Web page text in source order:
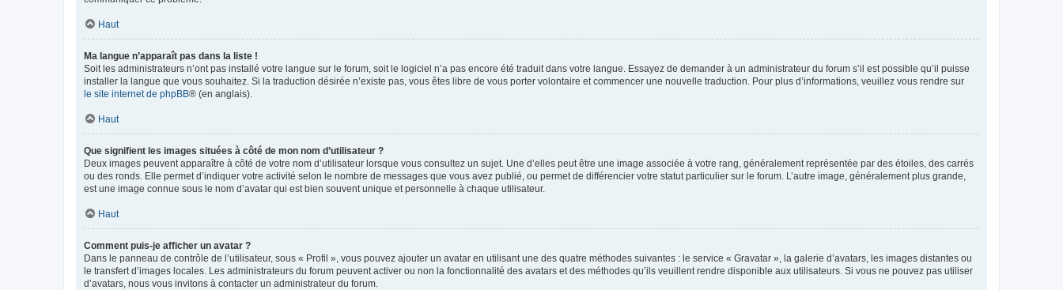
Haut
Ma langue n’apparaît pas dans la liste !
Soit les administrateurs n’ont pas installé votre langue sur le forum, soit le logiciel n’a pas encore été traduit dans votre langue. Essayez de demander à un administrateur du forum s’il est possible qu’il puisse
installer la langue que vous souhaitez. Si la traduction désirée n’existe pas, vous êtes libre de vous porter volontaire et commencer une nouvelle traduction. Pour plus d’informations, veuillez vous rendre sur
le site internet de phpBB® (en anglais).
Haut
Que signifient les images situées à côté de mon nom d’utilisateur ?
Deux images peuvent apparaître à côté de votre nom d’utilisateur lorsque vous consultez un sujet. Une d’elles peut être une image associée à votre rang, généralement représentée par des étoiles, des carrés
ou des ronds. Elle permet d’indiquer votre activité selon le nombre de messages que vous avez publié, ou permet de différencier votre statut particulier sur le forum. L’autre image, généralement plus grande,
est une image connue sous le nom d’avatar qui est bien souvent unique et personnelle à chaque utilisateur.
Haut
Comment puis-je afficher un avatar ?
Dans le panneau de contrôle de l’utilisateur, sous « Profil », vous pouvez ajouter un avatar en utilisant une des quatre méthodes suivantes : le service « Gravatar », la galerie d’avatars, les images distantes ou
le transfert d’images locales. Les administrateurs du forum peuvent activer ou non la fonctionnalité des avatars et des méthodes qu’ils veuillent rendre disponible aux utilisateurs. Si vous ne pouvez pas utiliser
d’avatars, nous vous invitons à contacter un administrateur du forum.